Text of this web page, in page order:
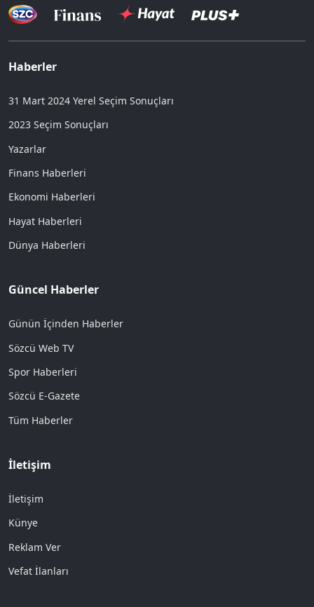
Haberler
31 Mart 2024 Yerel Seçim Sonuçları
2023 Seçim Sonuçları
Yazarlar
Finans Haberleri
Ekonomi Haberleri
Hayat Haberleri
Dünya Haberleri
Güncel Haberler
Günün İçinden Haberler
Sözcü Web TV
Spor Haberleri
Sözcü E-Gazete
Tüm Haberler
İletişim
İletişim
Künye
Reklam Ver
Vefat İlanları